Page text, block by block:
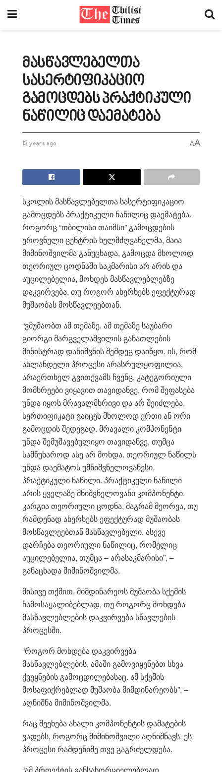
მასწავლებელთა
სასერტიფიკაციო
გამოცდებს პრაქტიკული
ნაწილიც დაემატება
13 years ago AA
სკოლის მასწავლებელთა სასერტიფიკაციო
გამოცდებს პრაქტიკული ნაწილიც დაემატება.
როგორც “თბილისი თაიმსი” გამოცდების
ეროვნული ცენტრის ხელმძღვანელმა, მაია
მიმინოშვილმა განუცხადა, გამოცდა მხოლოდ
თეორიულ ცოდნაში საკმარისი არ არის და
აუცილებელია, მოხდეს მასწავლებლებზე
დაკვირვება, თუ როგორ ახერხებს ეფექტურად
მუშაობას მოსწავლეებთან.
“ვმუშაობთ ამ თემაზე. ამ თემაზე საუბარი
გიორგი მარგველაშვილის განათლების
მინისტრად დანიშვნის შემდეგ დაიწყო. ის, რომ
ახლანდელი პროცესი არასრულყოფილია,
არაერთხელ გვითქვამს ჩვენც. კატეგორიული
მომხრეები ვიყავით თავიდანვე, რომ შეფასება
უნდა იყოს მრავალმხრივი და არ შეიძლება,
სერთიფიკატი გაიცეს მხოლოდ ერთი ან ორი
გამოცდის შედეგად. მრავალი კომპონენტი
უნდა შემუშავებულიყო თავიდანვე, თუმცა
სამწუხაროდ ასე არ მოხდა. თეორიულ ნაწილს
უნდა დაემატოს უმნიშვნელოვანესი,
პრაქტიკული ნაწილი. პრაქტიკული ნაწილი
არის ყველაზე მნიშვნელოვანი კომპონენტი.
კარგია თეორიული ცოდნა, მაგრამ მეორეა, თუ
რამდენად ახერხებს ეფექტურად მუშაობას
მოსწავლეებთან მასწავლებელი. ასევე
დარჩება თეორიული ნაწილიც, რომელიც
აუცილებელია, თუმცა – არასაკმარისი”, –
განაცხადა მიმინოშვილმა.
მისივე თქმით, მიმდინარეოს მუშაობა სქემის
ჩამოსაყალიბებლად, თუ როგორც მოხდება
მასწავლებლების დაკვირვება სწავლების
პროცესში.
“როგორ მოხდება დაკვირვება
მასწავლებლების, ამაში გამოვიყენებთ სხვა
ქვეყნების გამოცდილებასაც. ამ სქემის
მოსაფიქრებლად მუშაობა მიმდინარეობს”, –
აღნიშნა მიმინოშვილმა.
რაც შეეხება ახალი კომპონენტის დამატების
ვადებს, როგორც მიმინოშვილი აღნიშნავს, ეს
პროცესი რამდენიმე თვე გაგრძელდება.
“ამ პროექტის განსახორციელებლად